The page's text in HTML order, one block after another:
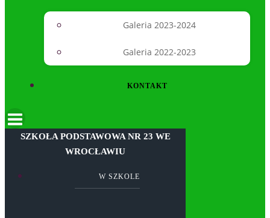
Galeria 2023-2024
Galeria 2022-2023
KONTAKT
SZKOŁA PODSTAWOWA NR 23 WE
WROCŁAWIU
W SZKOLE